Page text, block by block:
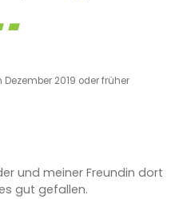
Dezember 2019 oder früher
und meiner Freundin dort
gut gefallen.